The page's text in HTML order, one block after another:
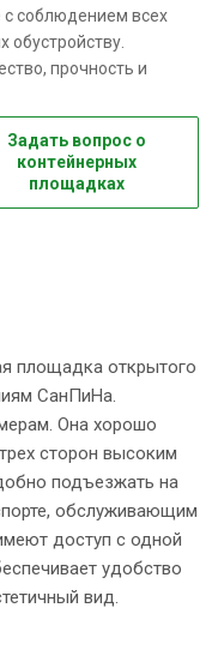
соблюдением всех
прочность и
Задать вопрос о
контейнерных
площадках
площадка открытого
СанПиНа.
Она хорошо
сторон высоким
подъезжать на
обслуживающим
доступ с одной
удобство
вид.